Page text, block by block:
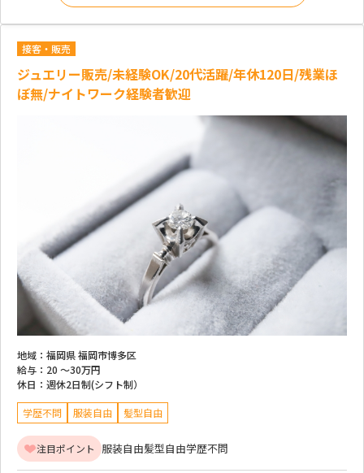
接客・販売
ジュエリー販売/未経験OK/20代活躍/年休120日/残業ほ
ぼ無/ナイトワーク経験者歓迎
地域： 福岡県 福岡市博多区
給与： 20 ～30万円
休日： 週休2日制(シフト制）
学歴不問 服装自由 髪型自由
注目ポイント 服装自由髪型自由学歴不問